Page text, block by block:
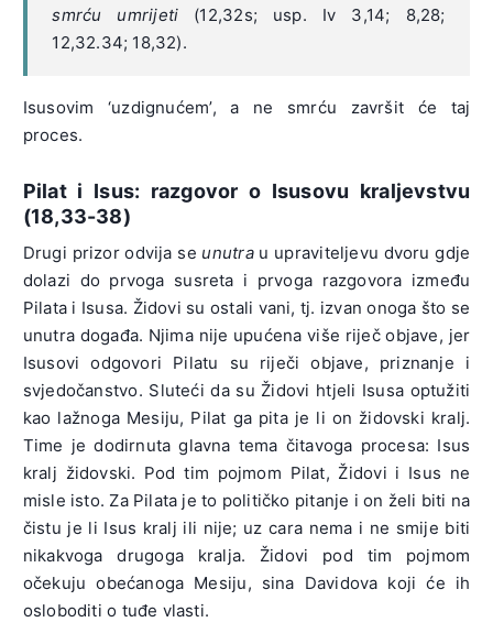
smrću umrijeti (12,32s; usp. Iv 3,14; 8,28;
12,32.34; 18,32).
Isusovim ‘uzdignućem’, a ne smrću završit će taj
proces.
Pilat i Isus: razgovor o Isusovu kraljevstvu
(18,33-38)
Drugi prizor odvija se unutrau upraviteljevu dvoru gdje
dolazi do prvoga susreta i prvoga razgovora između
Pilata i Isusa. Židovi su ostali vani, tj. izvan onoga što se
unutra događa. Njima nije upućena više riječ objave, jer
Isusovi odgovori Pilatu su riječi objave, priznanje i
svjedočanstvo. Sluteći da su Židovi htjeli Isusa optužiti
kao lažnoga Mesiju, Pilat ga pita je li on židovski kralj.
Time je dodirnuta glavna tema čitavoga procesa: Isus
kralj židovski. Pod tim pojmom Pilat, Židovi i Isus ne
misle isto. Za Pilata je to političko pitanje i on želi biti na
čistu je li Isus kralj ili nije; uz cara nema i ne smije biti
nikakvoga drugoga kralja. Židovi pod tim pojmom
očekuju obećanoga Mesiju, sina Davidova koji će ih
osloboditi o tuđe vlasti.